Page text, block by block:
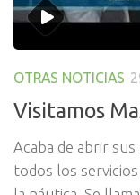
OTRAS NOTICIAS
Visitamos
Acaba de abrir
todos los